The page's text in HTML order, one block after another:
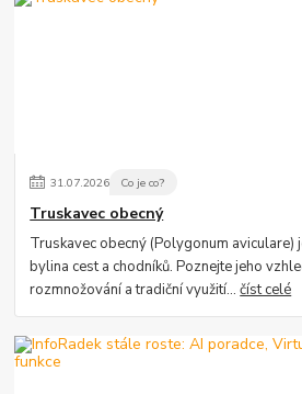
31.07.2026 Co je co?
Truskavec obecný
Truskavec obecný (Polygonum aviculare)
bylina cest a chodníků. Poznejte jeho
rozmnožování a tradiční využití...číst celé